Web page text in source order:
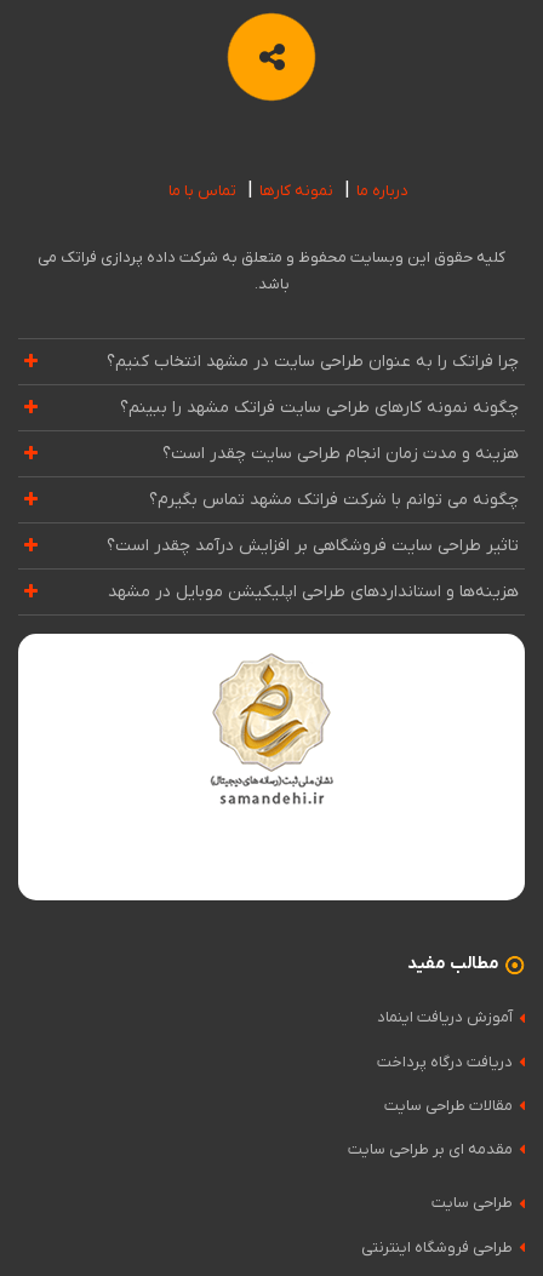
درباره ما نمونه کارها تماس با ما
کلیه حقوق این وبسایت محفوظ و متعلق به شرکت داده پردازی فراتک می
باشد.
چرا فراتک را به عنوان طراحی سایت در مشهد انتخاب کنیم؟
چگونه نمونه کارهای طراحی سایت فراتک مشهد را ببینم؟
هزینه و مدت زمان انجام طراحی سایت چقدر است؟
چگونه می توانم با شرکت فراتک مشهد تماس بگیرم؟
تاثیر طراحی سایت فروشگاهی بر افزایش درآمد چقدر است؟
هزینه‌ها و استانداردهای طراحی اپلیکیشن موبایل در مشهد
مطالب مفید
آموزش دریافت اینماد
دریافت درگاه پرداخت
مقالات طراحی سایت
مقدمه ای بر طراحی سایت
طراحی سایت
طراحی فروشگاه اینترنتی